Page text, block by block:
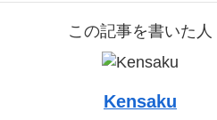
この記事を書いた人
Kensaku